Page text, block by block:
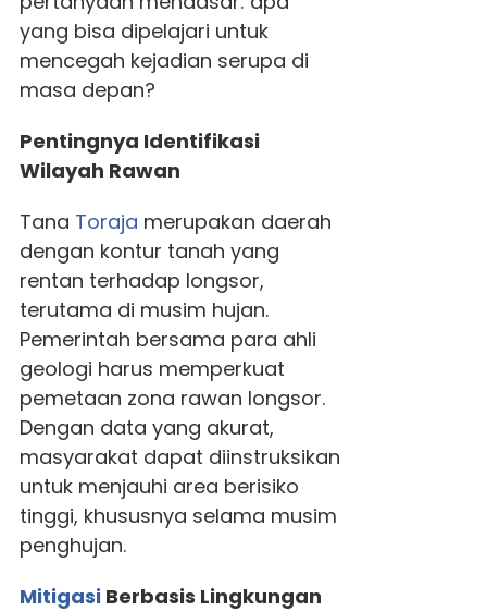
yang bisa dipelajari untuk
mencegah kejadian serupa di
masa depan?
Pentingnya Identifikasi
Wilayah Rawan
Tana Toraja merupakan daerah
dengan kontur tanah yang
rentan terhadap longsor,
terutama di musim hujan.
Pemerintah bersama para ahli
geologi harus memperkuat
pemetaan zona rawan longsor.
Dengan data yang akurat,
masyarakat dapat diinstruksikan
untuk menjauhi area berisiko
tinggi, khususnya selama musim
penghujan.
MitigasiBerbasis Lingkungan